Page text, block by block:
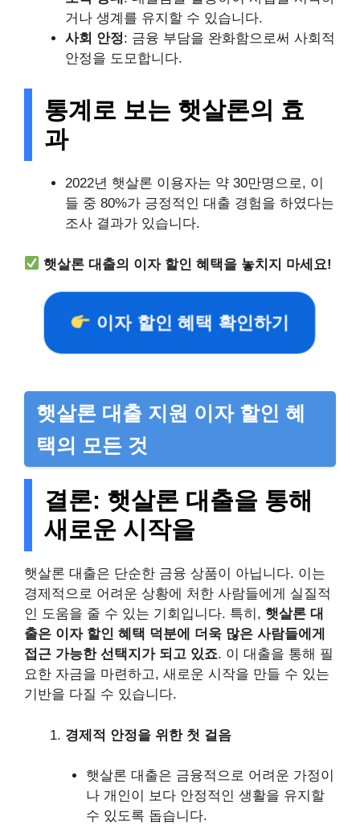
거나 생계를 유지할 수 있습니다.
사회 안정: 금융 부담을 완화함으로써 사회적
안정을 도모합니다.
통계로 보는 햇살론의 효
과
2022년 햇살론 이용자는 약 30만명으로, 이
들 중 80%가 긍정적인 대출 경험을 하였다는
조사 결과가 있습니다.
햇살론 대출의 이자 할인 혜택을 놓치지 마세요!
이자 할인 혜택 확인하기
햇살론 대출 지원 이자 할인 혜
택의 모든 것
결론: 햇살론 대출을 통해
새로운 시작을
햇살론 대출은 단순한 금융 상품이 아닙니다. 이는
경제적으로 어려운 상황에 처한 사람들에게 실질적
인 도움을 줄 수 있는 기회입니다. 특히, 햇살론 대
출은 이자 할인 혜택 덕분에 더욱 많은 사람들에게
접근 가능한 선택지가 되고 있죠. 이 대출을 통해 필
요한 자금을 마련하고, 새로운 시작을 만들 수 있는
기반을 다질 수 있습니다.
경제적 안정을 위한 첫 걸음
햇살론 대출은 금융적으로 어려운 가정이
나 개인이 보다 안정적인 생활을 유지할
수 있도록 돕습니다.